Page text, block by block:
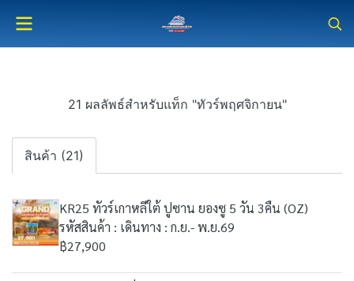
21 ผลลัพธ์สำหรับแท็ก "ทัวร์พฤศจิกายน"
สินค้า (21)
KR25 ทัวร์เกาหลีใต้ ปูซาน ยองซู 5 วัน 3คืน (OZ)
รหัสสินค้า : เดินทาง : ก.ย.- พ.ย.69
฿27,900